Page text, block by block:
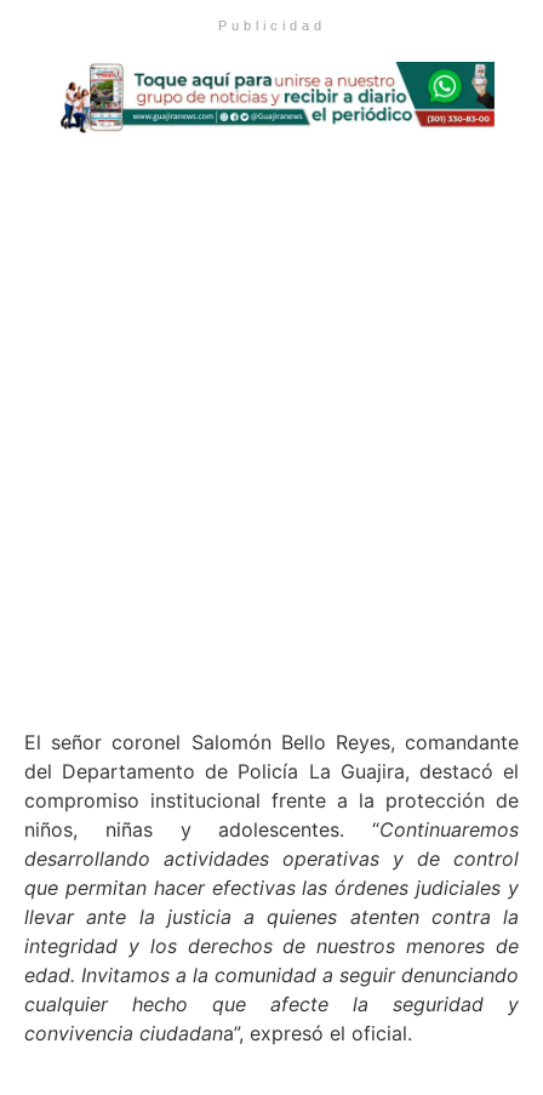
Publicidad
El señor coronel Salomón Bello Reyes, comandante
del Departamento de Policía La Guajira, destacó el
compromiso institucional frente a la protección de
niños, niñas y adolescentes. “Continuaremos
desarrollando actividades operativas y de control
que permitan hacer efectivas las órdenes judiciales y
llevar ante la justicia a quienes atenten contra la
integridad y los derechos de nuestros menores de
edad. Invitamos a la comunidad a seguir denunciando
cualquier hecho que afecte la seguridad y
convivencia ciudadana”, expresó el oficial.